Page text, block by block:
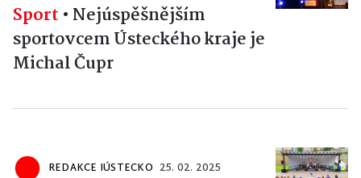
Sport • Nejúspěšnějším
sportovcem Ústeckého kraje je
Michal Čupr
REDAKCE IÚSTECKO 25. 02. 2025